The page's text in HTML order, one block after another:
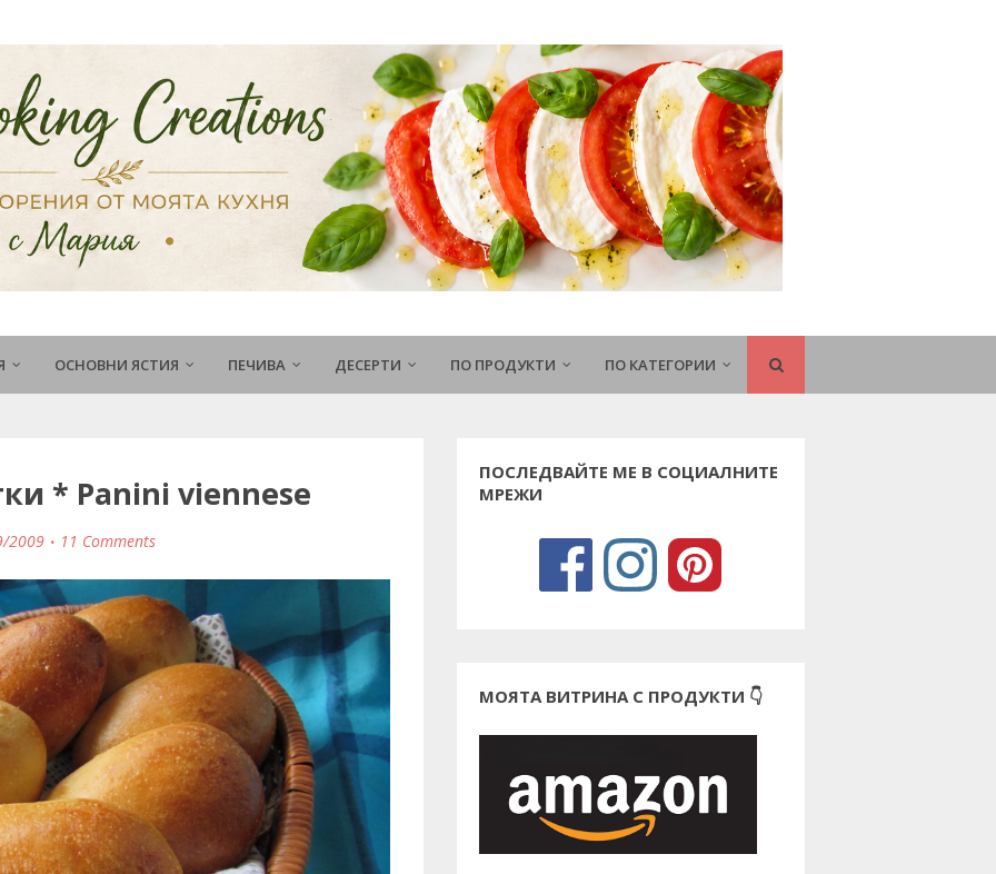
ОСНОВНИ ЯСТИЯ ПЕЧИВА ДЕСЕРТИ ПО ПРОДУКТИ ПО КАТЕГОРИИ
* Panini viennese
2009 11 Comments
ПОСЛЕДВАЙТЕ МЕ В СОЦИАЛНИТЕ
МРЕЖИ
МОЯТА ВИТРИНА С ПРОДУКТИ 👇